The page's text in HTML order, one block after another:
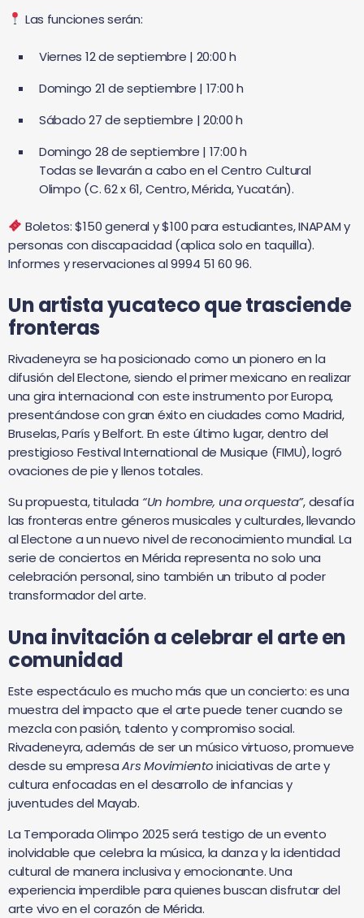
Las funciones serán:
Viernes 12 de septiembre | 20:00 h
Domingo 21 de septiembre | 17:00 h
Sábado 27 de septiembre | 20:00 h
Domingo 28 de septiembre | 17:00 h
Todas se llevarán a cabo en el Centro Cultural
Olimpo (C. 62 x 61, Centro, Mérida, Yucatán).
Boletos: $150 general y $100 para estudiantes, INAPAM y
personas con discapacidad (aplica solo en taquilla).
Informes y reservaciones al 9994 51 60 96.
Un artista yucateco que trasciende
fronteras
Rivadeneyra se ha posicionado como un pionero en la
difusión del Electone, siendo el primer mexicano en realizar
una gira internacional con este instrumento por Europa,
presentándose con gran éxito en ciudades como Madrid,
Bruselas, París y Belfort. En este último lugar, dentro del
prestigioso Festival International de Musique (FIMU), logró
ovaciones de pie y llenos totales.
Su propuesta, titulada “Un hombre, una orquesta”, desafía
las fronteras entre géneros musicales y culturales, llevando
al Electone a un nuevo nivel de reconocimiento mundial. La
serie de conciertos en Mérida representa no solo una
celebración personal, sino también un tributo al poder
transformador del arte.
Una invitación a celebrar el arte en
comunidad
Este espectáculo es mucho más que un concierto: es una
muestra del impacto que el arte puede tener cuando se
mezcla con pasión, talento y compromiso social.
Rivadeneyra, además de ser un músico virtuoso, promueve
desde su empresaArs Movimientoiniciativas de arte y
cultura enfocadas en el desarrollo de infancias y
juventudes del Mayab.
La Temporada Olimpo 2025 será testigo de un evento
inolvidable que celebra la música, la danza y la identidad
cultural de manera inclusiva y emocionante. Una
experiencia imperdible para quienes buscan disfrutar del
arte vivo en el corazón de Mérida.